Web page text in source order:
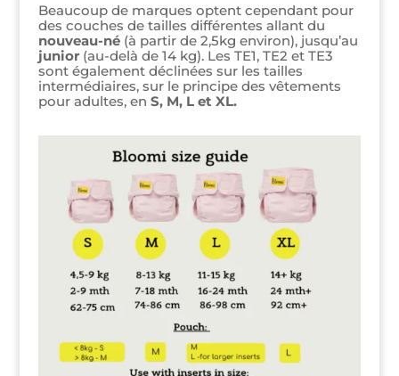
Beaucoup de marques optent cependant pour
des couches de tailles différentes allant du
nouveau-né(à partir de 2,5kg environ), jusqu’au
junior(au-delà de 14 kg). Les TE1, TE2 et TE3
sont également déclinées sur les tailles
intermédiaires, sur le principe des vêtements
pour adultes, en S, M, L et XL.